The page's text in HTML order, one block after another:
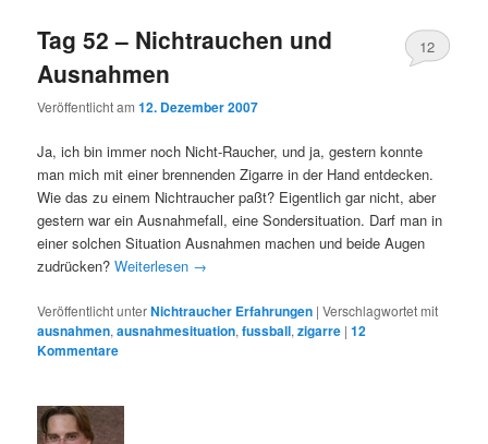
Tag 52 – Nichtrauchen und
Ausnahmen
Veröffentlicht am12. Dezember 2007
12
Ja, ich bin immer noch Nicht-Raucher, und ja, gestern konnte
man mich mit einer brennenden Zigarre in der Hand entdecken.
Wie das zu einem Nichtraucher paßt? Eigentlich gar nicht, aber
gestern war ein Ausnahmefall, eine Sondersituation. Darf man in
einer solchen Situation Ausnahmen machen und beide Augen
zudrücken?Weiterlesen →
Veröffentlicht unterNichtraucher Erfahrungen |Verschlagwortet mit
ausnahmen,ausnahmesituation,fussball,zigarre |12
Kommentare